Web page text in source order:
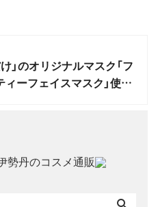
」のオリジナルマスク「フ
ーフェイスマスク」使用